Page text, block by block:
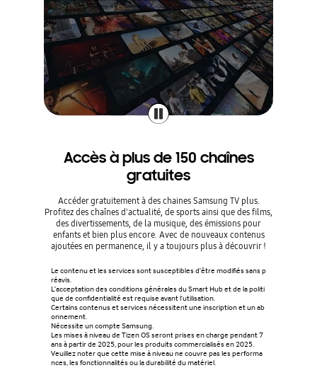
Accès à plus de 150 chaînes
gratuites
Accéder gratuitement à des chaines Samsung TV plus.
Profitez des chaînes d'actualité, de sports ainsi que des films,
des divertissements, de la musique, des émissions pour
enfants et bien plus encore. Avec de nouveaux contenus
ajoutées en permanence, il y a toujours plus à découvrir !
Le contenu et les services sont susceptibles d'être modifiés sans p
réavis.
L'acceptation des conditions générales du Smart Hub et de la politi
que de confidentialité est requise avant l'utilisation.
Certains contenus et services nécessitent une inscription et un ab
onnement.
Nécessite un compte Samsung.
Les mises à niveau de Tizen OS seront prises en charge pendant 7
ans à partir de 2025, pour les produits commercialisés en 2025.
Veuillez noter que cette mise à niveau ne couvre pas les performa
nces, les fonctionnalités ou la durabilité du matériel.